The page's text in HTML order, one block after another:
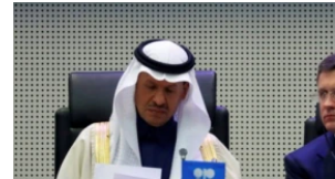
поиску
СЕВЕР.РЕАЛИИ
СИБИРЬ.РЕАЛИИ
РАСПИСАНИЕ ВЕЩАНИЯ
ПОДПИШИТЕСЬ НА РАССЫЛКУ